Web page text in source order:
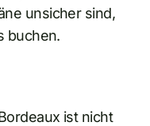
unsicher sind,
buchen.
ist nicht